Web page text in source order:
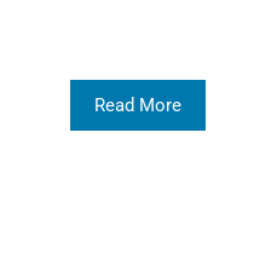
Read More